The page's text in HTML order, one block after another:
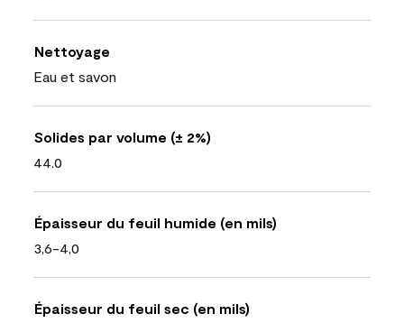
Nettoyage
Eau et savon
Solides par volume (± 2%)
44.0
Épaisseur du feuil humide (en mils)
3,6-4,0
Épaisseur du feuil sec (en mils)